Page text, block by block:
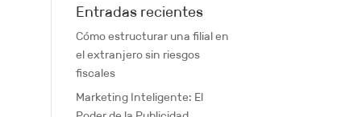
Entradas recientes
Cómo estructurar una filial en
el extranjero sin riesgos
fiscales
Marketing Inteligente: El